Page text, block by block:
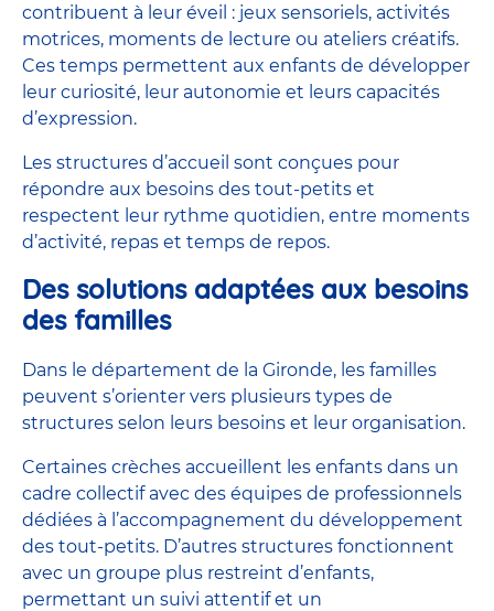
contribuent à leur éveil : jeux sensoriels, activités
motrices, moments de lecture ou ateliers créatifs.
Ces temps permettent aux enfants de développer
leur curiosité, leur autonomie et leurs capacités
d’expression.
Les structures d’accueil sont conçues pour
répondre aux besoins des tout-petits et
respectent leur rythme quotidien, entre moments
d’activité, repas et temps de repos.
Des solutions adaptées aux besoins
des familles
Dans le département de la Gironde, les familles
peuvent s’orienter vers plusieurs types de
structures selon leurs besoins et leur organisation.
Certaines crèches accueillent les enfants dans un
cadre collectif avec des équipes de professionnels
dédiées à l’accompagnement du développement
des tout-petits. D’autres structures fonctionnent
avec un groupe plus restreint d’enfants,
permettant un suivi attentif et un